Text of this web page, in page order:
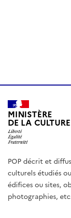
MINISTÈRE
DE LA CULTURE
POP décrit et
culturels étudiés
édifices ou sites,
photographies,